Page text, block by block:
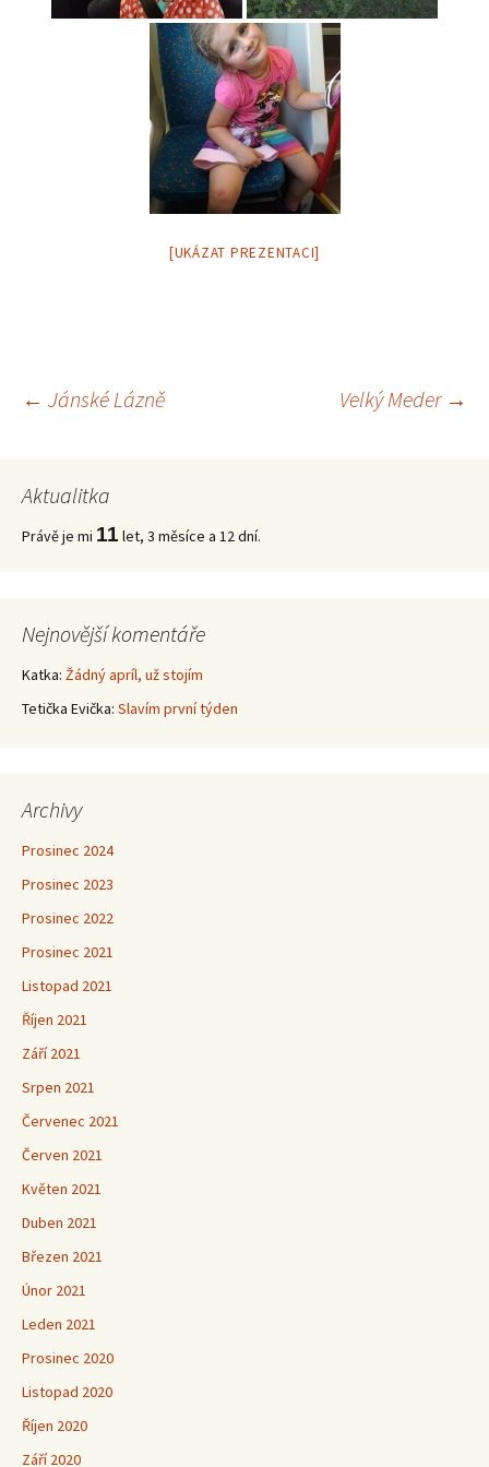
[UKÁZAT PREZENTACI]
Navigace
pro
příspěvky
← Jánské Lázně Velký Meder →
Aktualitka
Právě je mi 11 let, 3 měsíce a 12 dní.
Nejnovější komentáře
Katka: Žádný apríl, už stojím
Tetička Evička: Slavím první týden
Archivy
Prosinec 2024
Prosinec 2023
Prosinec 2022
Prosinec 2021
Listopad 2021
Říjen 2021
Září 2021
Srpen 2021
Červenec 2021
Červen 2021
Květen 2021
Duben 2021
Březen 2021
Únor 2021
Leden 2021
Prosinec 2020
Listopad 2020
Říjen 2020
Září 2020